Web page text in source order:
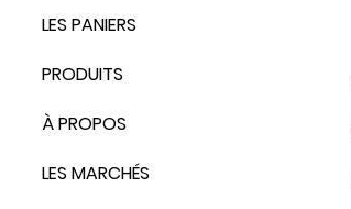
LES PANIERS
PRODUITS
À PROPOS
LES MARCHÉS